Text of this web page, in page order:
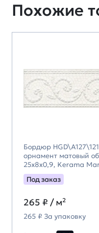
Похожие
Бордюр
орнамент матовый
25x8x0,9, Kerama
(Керама Марацци)
Под заказ
265 ₽ / м²
265 ₽ За упаковку